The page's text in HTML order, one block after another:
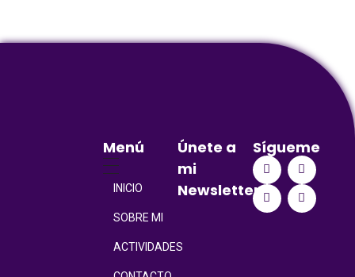
Menú
INICIO
SOBRE MI
ACTIVIDADES
Únete a
mi
Newsletter
Sígueme